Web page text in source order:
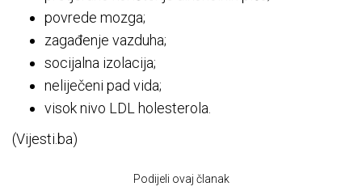
povrede mozga;
zagađenje vazduha;
socijalna izolacija;
neliječeni pad vida;
visok nivo LDL holesterola.
(Vijesti.ba)
Podijeli ovaj članak